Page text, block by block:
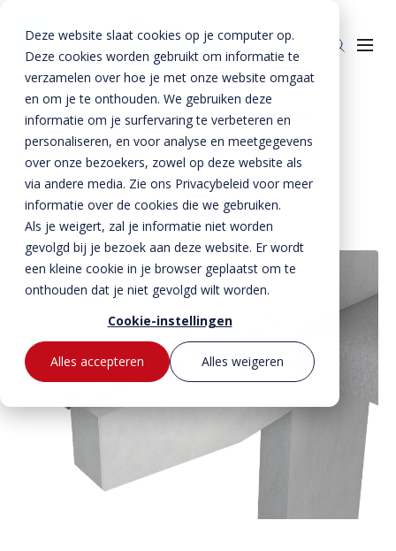
Deze website slaat cookies op je computer op.
Deze cookies worden gebruikt om informatie te
verzamelen over hoe je met onze website omgaat
en om je te onthouden. We gebruiken deze
informatie om je surfervaring te verbeteren en
personaliseren, en voor analyse en meetgegevens
over onze bezoekers, zowel op deze website als
via andere media. Zie ons Privacybeleid voor meer
informatie over de cookies die we gebruiken.
Als je weigert, zal je informatie niet worden
gevolgd bij je bezoek aan deze website. Er wordt
een kleine cookie in je browser geplaatst om te
onthouden dat je niet gevolgd wilt worden.
Cookie-instellingen
Alles accepteren
Alles weigeren
Downloads
Werken bij Vebo
Producten
Beton
Betonproducten
Lateien
Spekbanden
Gevelbanden
Raamdorpels
Kozijnkaders
Kantplanken
Spuwers
Oplegblokken & sluitstenen
Producten voor kant-en-klaar gevels
Lateien
Spekbanden
Raamdorpels
Vogelstenen
Staal
Staalproducten
Lateien
Geveldragers
Borstweringssteunen
BTE Groep
Onze verhalen
Over ons
Historie
Werken bij Vebo
MVO
Downloads
Certificaten
Verwerkingsadviezen
Prestatieverklaringen
CO2 footprints
Documentatie
Diversen
Contact met Vebo
Offerte aanvragen
Contactpersonen
Home» Producten»Beton»Consoles
Consoles